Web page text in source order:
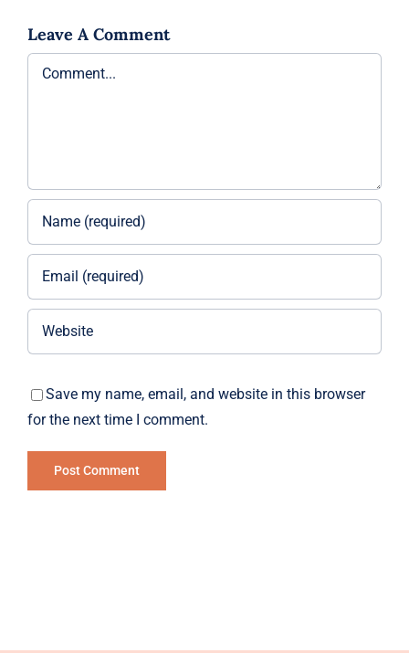
Leave A Comment
Comment
Save my name, email, and website in this browser
for the next time I comment.